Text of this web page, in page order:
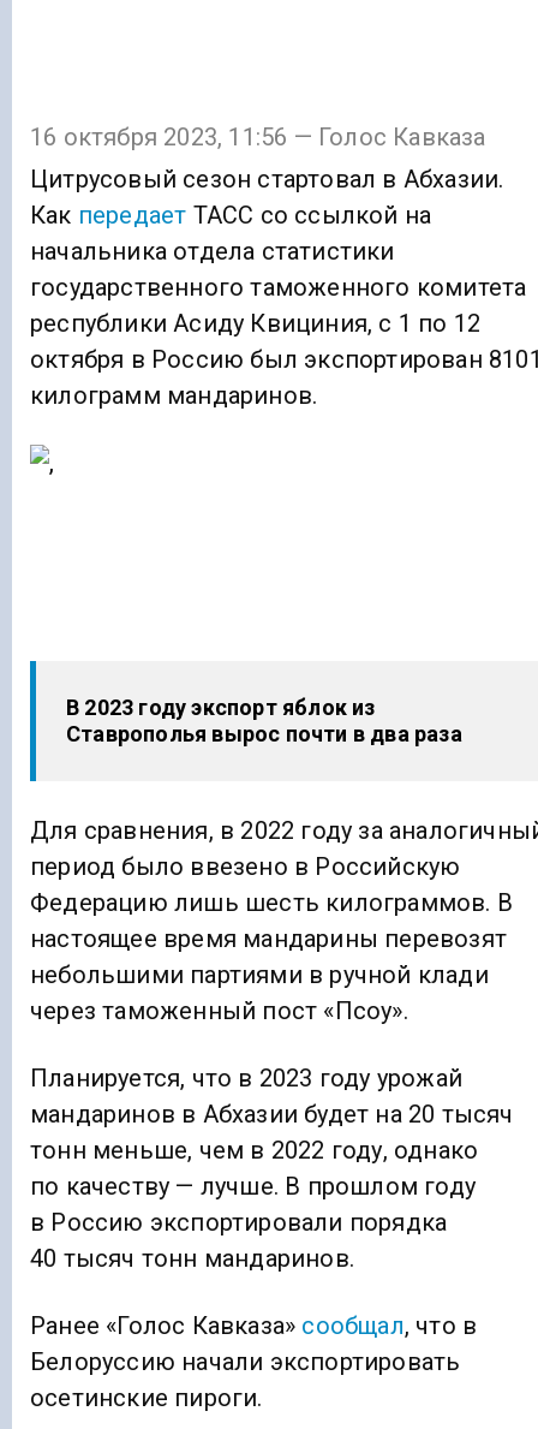
16 октября 2023, 11:56 — Голос Кавказа
Цитрусовый сезон стартовал в Абхазии.
Как передает ТАСС со ссылкой на
начальника отдела статистики
государственного таможенного комитета
республики Асиду Квициния, с 1 по 12
октября в Россию был экспортирован
килограмм мандаринов.
В 2023 году экспорт яблок из
Ставрополья вырос почти в два раза
Для сравнения, в 2022 году за
период было ввезено в Российскую
Федерацию лишь шесть килограммов. В
настоящее время мандарины перевозят
небольшими партиями в ручной клади
через таможенный пост «Псоу».
Планируется, что в 2023 году урожай
мандаринов в Абхазии будет на 20 тысяч
тонн меньше, чем в 2022 году, однако
по качеству — лучше. В прошлом году
в Россию экспортировали порядка
40 тысяч тонн мандаринов.
Ранее «Голос Кавказа» сообщал, что в
Белоруссию начали экспортировать
осетинские пироги.